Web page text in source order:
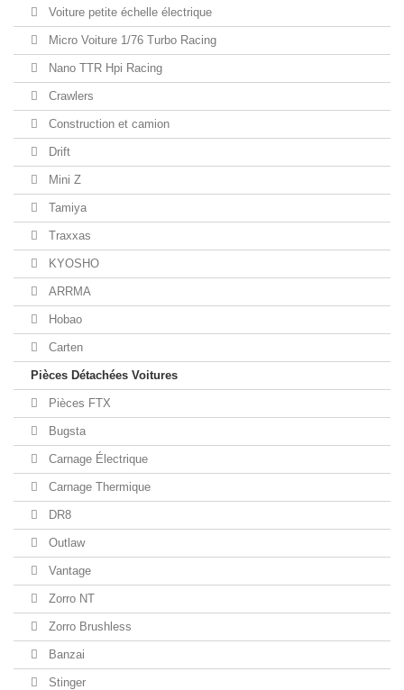
Voiture petite échelle électrique
Micro Voiture 1/76 Turbo Racing
Nano TTR Hpi Racing
Crawlers
Construction et camion
Drift
Mini Z
Tamiya
Traxxas
KYOSHO
ARRMA
Hobao
Carten
Pièces Détachées Voitures
Pièces FTX
Bugsta
Carnage Électrique
Carnage Thermique
DR8
Outlaw
Vantage
Zorro NT
Zorro Brushless
Banzai
Stinger